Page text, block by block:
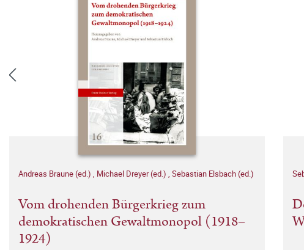
Andreas Braune (ed.) , Michael Dreyer (ed.) , Sebastian Elsbach (ed.)
Vom drohenden Bürgerkrieg zum
demokratischen Gewaltmonopol (1918–
1924)